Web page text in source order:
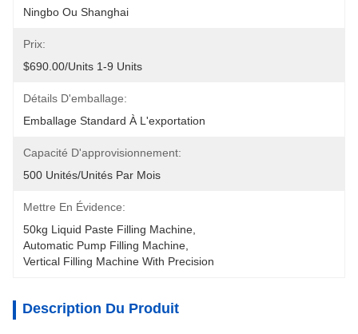
Ningbo Ou Shanghai
Prix:
$690.00/units 1-9 Units
Détails D'emballage:
Emballage Standard À L'exportation
Capacité D'approvisionnement:
500 Unités/unités Par Mois
Mettre En Évidence:
50kg Liquid Paste Filling Machine
Automatic Pump Filling Machine
Vertical Filling Machine With Precision
Description Du Produit